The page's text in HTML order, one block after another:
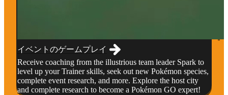
イベントのゲームプレイ
Receive coaching from the illustrious team leader Spark to
level up your Trainer skills, seek out new Pokémon species,
complete event research, and more. Explore the host city
and complete research to become a Pokémon GO expert!